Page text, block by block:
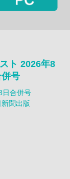
ト 2026年8
号
日合併号
聞出版